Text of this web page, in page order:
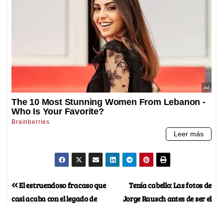
Tenía cabello: Las fotos de
Jorge Rausch antes de ser el
El estruendoso fracaso que
casi acaba con el legado de